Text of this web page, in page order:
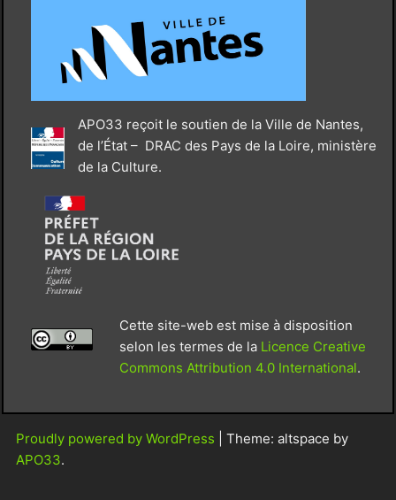
APO33 reçoit le soutien de la Ville de Nantes,
de l’État – DRAC des Pays de la Loire, ministère
de la Culture.
Cette site-web est mise à disposition
selon les termes de la Licence Creative
Commons Attribution 4.0 International.
Proudly powered by WordPress
Theme: altspace by
APO33.